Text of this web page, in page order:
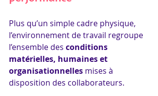
Plus qu’un simple cadre physique,
l’environnement de travail regroupe
l’ensemble des conditions
matérielles, humaines et
organisationnelles mises à
disposition des collaborateurs.